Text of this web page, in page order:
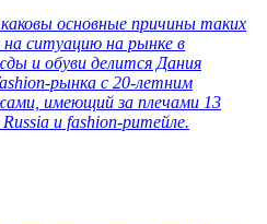
основные причины таких
на ситуацию на рынке в
и обуви делится Дания
рынка с 20-летним
имеющий за плечами 13
и fashion-ритейле.